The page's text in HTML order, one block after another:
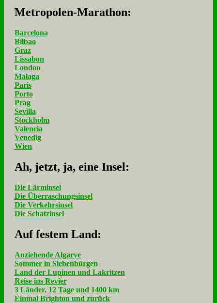
Me­tro­po­len-Ma­ra­thon:
Barcelona
Bilbao
Graz
Lissabon
London
Málaga
Paris
Porto
Prag
Sevilla
Stockholm
Valencia
Venedig
Wien
Ah, jetzt, ja, ei­ne In­sel:
Die Lärminsel
Die Überraschungsinsel
Die Verkehrsinsel
Die Schatzinsel
Auf fe­stem Land:
Anziehende Algarve
Sommer in Siebenbürgen
Land der Lupinen und Lakritzen
Reise ins Revier
3 Länder, 12 Tage und 1400 km
Einmal Brighton und zurück